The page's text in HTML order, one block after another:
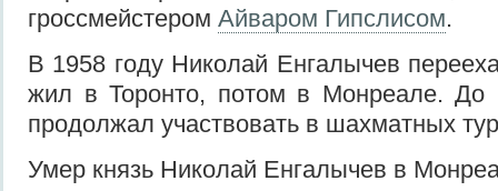
гроссмейстером Айваром Гипслисом.
В 1958 году Николай Енгалычев
жил в Торонто, потом в Монреале. До
продолжал участвовать в шахматных
Умер князь Николай Енгалычев в